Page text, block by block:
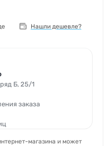
Нашли дешевле?
Б, 25/1
заказа
магазина и может